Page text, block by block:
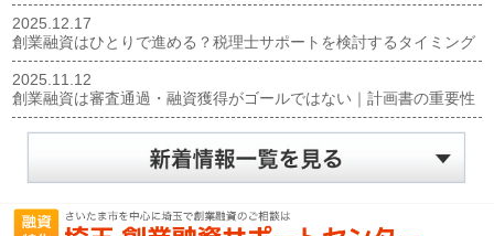
2025.12.17
創業融資はひとりで進める？税理士サポートを検討するタイミング
2025.11.12
創業融資は審査通過・融資獲得がゴールではない｜計画書の重要性